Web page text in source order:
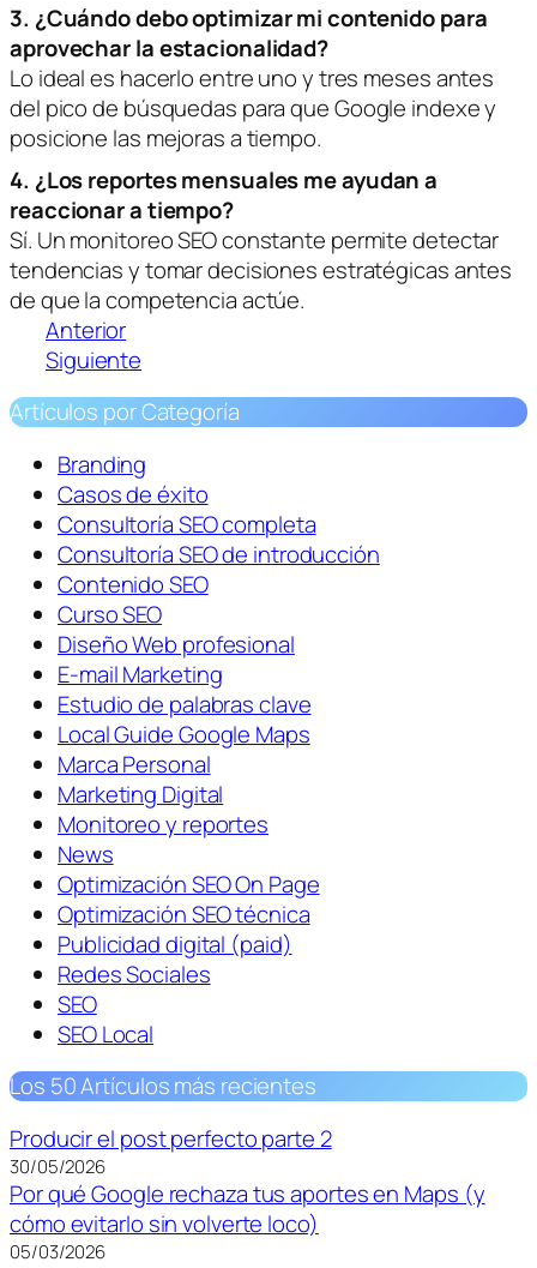
3. ¿Cuándo debo optimizar mi contenido para
aprovechar la estacionalidad?
Lo ideal es hacerlo entre uno y tres meses antes
del pico de búsquedas para que Google indexe y
posicione las mejoras a tiempo.
4. ¿Los reportes mensuales me ayudan a
reaccionar a tiempo?
Sí. Un monitoreo SEO constante permite detectar
tendencias y tomar decisiones estratégicas antes
de que la competencia actúe.
Anterior
Siguiente
Artículos por Categoría
Branding
Casos de éxito
Consultoría SEO completa
Consultoría SEO de introducción
Contenido SEO
Curso SEO
Diseño Web profesional
E-mail Marketing
Estudio de palabras clave
Local Guide Google Maps
Marca Personal
Marketing Digital
Monitoreo y reportes
News
Optimización SEO On Page
Optimización SEO técnica
Publicidad digital (paid)
Redes Sociales
SEO
SEO Local
Los 50 Artículos más recientes
Producir el post perfecto parte 2
30/05/2026
Por qué Google rechaza tus aportes en Maps (y
cómo evitarlo sin volverte loco)
05/03/2026